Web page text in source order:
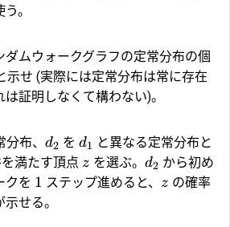
。
ダムウォークグラフの定常分布の個
示せ (実際には定常分布は常に存在
証明しなくて構わない)。
布、 d2 を d1 と異なる定常分布と
満たす頂点 z を選ぶ。 d2 から初め
クを 1 ステップ進めると、 z の確率
せる。